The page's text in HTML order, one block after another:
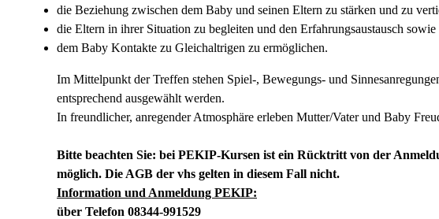
die Beziehung zwischen dem Baby und seinen Eltern zu stärken und zu
die Eltern in ihrer Situation zu begleiten und den Erfahrungsaustausch
dem Baby Kontakte zu Gleichaltrigen zu ermöglichen.
Im Mittelpunkt der Treffen stehen Spiel-, Bewegungs- und
entsprechend ausgewählt werden.
In freundlicher, anregender Atmosphäre erleben Mutter/Vater und Baby
Bitte beachten Sie: bei PEKIP-Kursen ist ein Rücktritt von der
möglich. Die AGB der vhs gelten in diesem Fall nicht.
Information und Anmeldung PEKIP:
über Telefon 08344-991529